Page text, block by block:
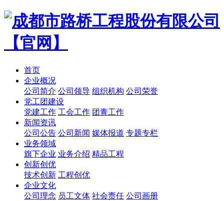
首页
企业概况
公司简介 公司领导 组织机构 公司荣誉
党工团建设
党建工作 工会工作 团青工作
新闻资讯
公司公告 公司新闻 媒体报道 专题专栏
业务领域
旗下企业 业务介绍 精品工程
创新创优
技术创新 工程创优
企业文化
公司理念 员工文体 社会责任 公司画册